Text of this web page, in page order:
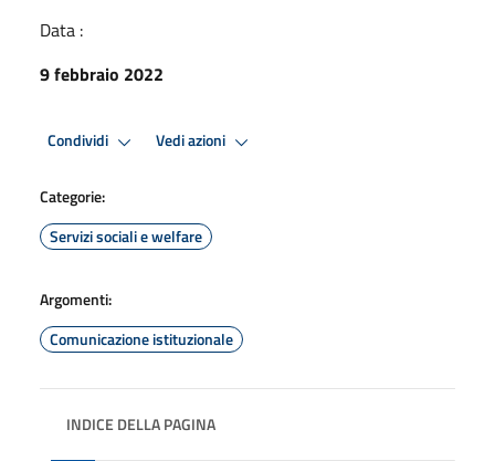
Data :
9 febbraio 2022
Condividi Vedi azioni
Categorie:
Servizi sociali e welfare
Argomenti:
Comunicazione istituzionale
INDICE DELLA PAGINA